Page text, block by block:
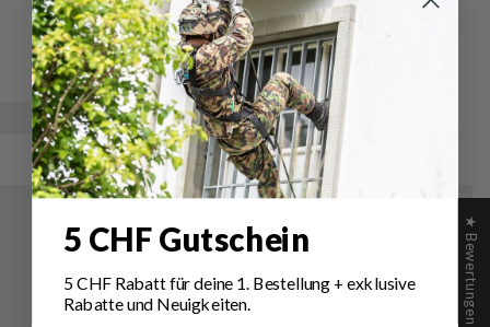
Schreibe
eine
Bewertung
Eine
Frage
stellen
★ Bewertungen
5 CHF Gutschein
5 CHF Rabatt für deine 1. Bestellung+ exklusive
Rabatte und Neuigkeiten.